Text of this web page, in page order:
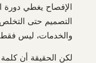
الإفصاح يغطي دورة
التصميم حتى
والخدمات، ليس فقط
لكن الحقيقة أن كلمة